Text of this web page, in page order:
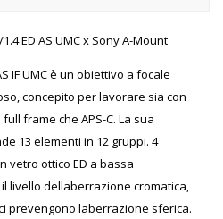
ED AS UMC x Sony A-Mount
IF UMC è un obiettivo a focale
concepito per lavorare sia con
frame che APS-C. La sua
13 elementi in 12 gruppi. 4
vetro ottico ED a bassa
livello dellaberrazione cromatica,
prevengono laberrazione sferica.